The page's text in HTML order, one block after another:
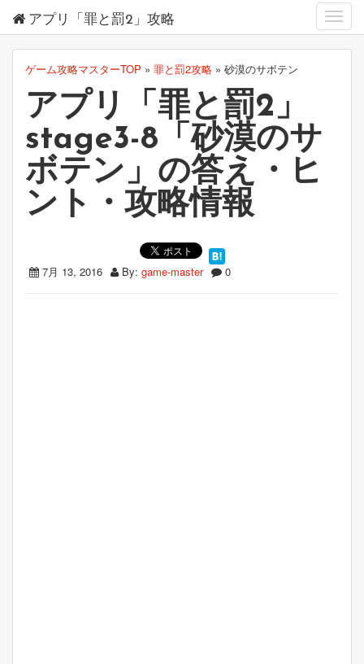
アプリ「罪と罰2」攻略
ゲーム攻略マスターTOP » 罪と罰2攻略 » 砂漠のサボテン
アプリ「罪と罰2」
stage3-8「砂漠のサ
ボテン」の答え・ヒ
ント・攻略情報
7月 13, 2016 By: game-master 0